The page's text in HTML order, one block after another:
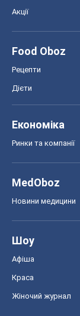
Акції
Food Oboz
Рецепти
Дієти
Економіка
Ринки та компанії
MedOboz
Новини медицини
Шоу
Афіша
Краса
Жіночий журнал